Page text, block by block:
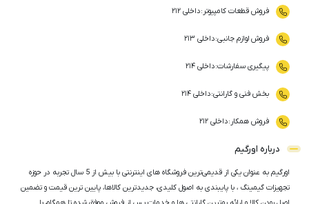
فروش قطعات کامپیوتر :داخلی ۲۱۲
فروش لوازم جانبی:داخلی ۲۱۳
پیگیری سفارشات:داخلی ۲۱۴
بخش فنی و گارانتی:داخلی ۲۱۴
فروش همکار :داخلی ۲۱۲
درباره اورگیم
اورگیم به عنوان یکی از قدیمی‌ترین فروشگاه های اینترنتی با بیش از 5 سال تجربه در حوزه
تجهیزات گیمینگ ، با پایبندی به اصول کلیدی، جدیدترین کالاها، پایین ترین قیمت و تضمین